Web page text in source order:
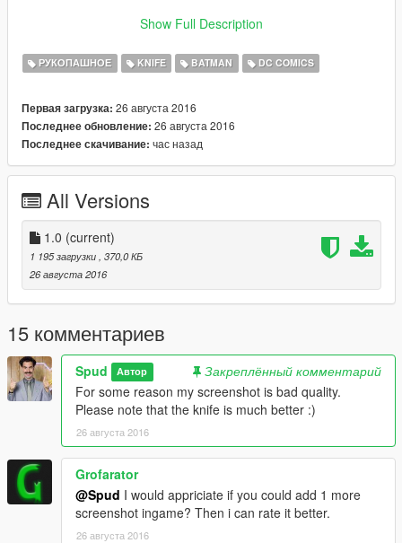
Please don't re-upload without my permission.
Also, please don't forget to credit Spud if you make a video :)
Show Full Description
РУКОПАШНОЕ KNIFE BATMAN DC COMICS
Первая загрузка: 26 августа 2016
Последнее обновление: 26 августа 2016
Последнее скачивание: час назад
All Versions
1.0 (current)
1 195 загрузки , 370,0 КБ
26 августа 2016
15 комментариев
Spud Автор
Закреплённый комментарий
For some reason my screenshot is bad quality.
Please note that the knife is much better :)
26 августа 2016
Grofarator
@Spud I would appriciate if you could add 1 more
screenshot ingame? Then i can rate it better.
26 августа 2016